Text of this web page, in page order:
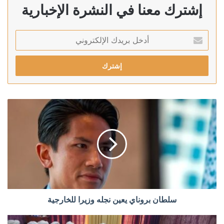
إشترك معنا في النشرة الإخبارية
بريدك
الإلكتروني
سلطان بروناي يعين نجله وزيرا للخارجية